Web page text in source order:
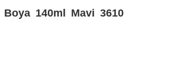
140ml Mavi 3610